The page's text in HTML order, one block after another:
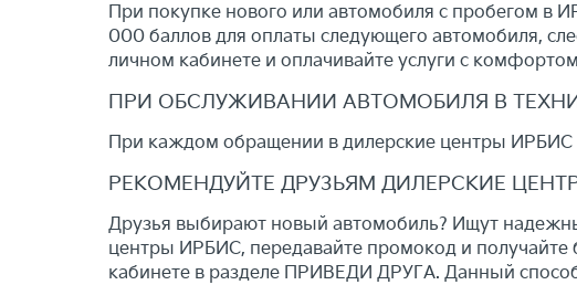
При покупке нового или автомобиля с пробегом в
000 баллов для оплаты следующего автомобиля,
личном кабинете и оплачивайте услуги с
ПРИ ОБСЛУЖИВАНИИ АВТОМОБИЛЯ В
При каждом обращении в дилерские центры ИРБИС
РЕКОМЕНДУЙТЕ ДРУЗЬЯМ ДИЛЕРСКИЕ
Друзья выбирают новый автомобиль? Ищут
центры ИРБИС, передавайте промокод и
кабинете в разделе ПРИВЕДИ ДРУГА. Данный